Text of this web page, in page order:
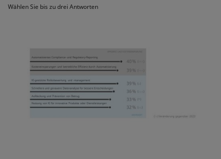
Wählen Sie bis zu drei Antworten